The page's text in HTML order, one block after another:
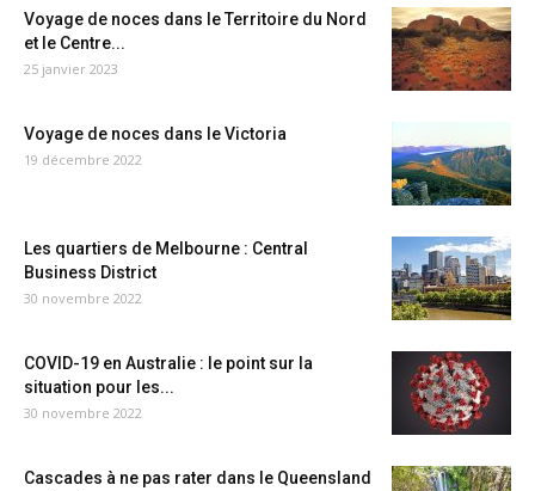
Voyage de noces dans le Territoire du Nord
et le Centre...
25 janvier 2023
Voyage de noces dans le Victoria
19 décembre 2022
Les quartiers de Melbourne : Central
Business District
30 novembre 2022
COVID-19 en Australie : le point sur la
situation pour les...
30 novembre 2022
Cascades à ne pas rater dans le Queensland